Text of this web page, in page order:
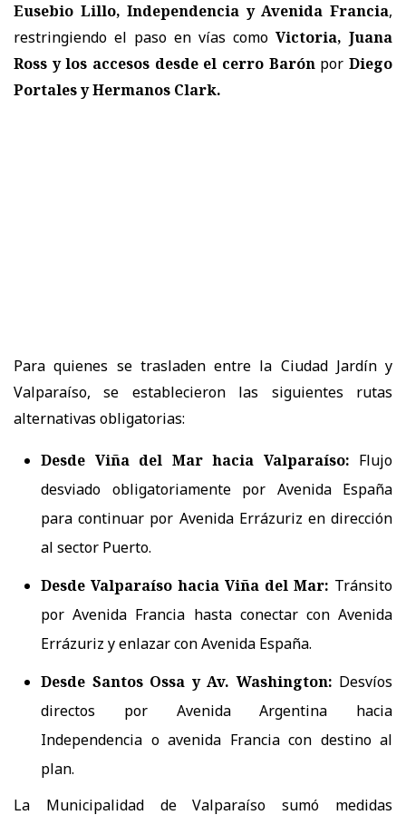
Eusebio Lillo, Independencia y Avenida Francia,
restringiendo el paso en vías como Victoria, Juana
Ross y los accesos desde el cerro BarónporDiego
Portales y Hermanos Clark.
Para quienes se trasladen entre la Ciudad Jardín y
Valparaíso, se establecieron las siguientes rutas
alternativas obligatorias:
Desde Viña del Mar hacia Valparaíso: Flujo
desviado obligatoriamente por Avenida España
para continuar por Avenida Errázuriz en dirección
al sector Puerto.
Desde Valparaíso hacia Viña del Mar: Tránsito
por Avenida Francia hasta conectar con Avenida
Errázuriz y enlazar con Avenida España.
Desde Santos Ossa y Av. Washington: Desvíos
directos por Avenida Argentina hacia
Independencia o avenida Francia con destino al
plan.
La Municipalidad de Valparaíso sumó medidas